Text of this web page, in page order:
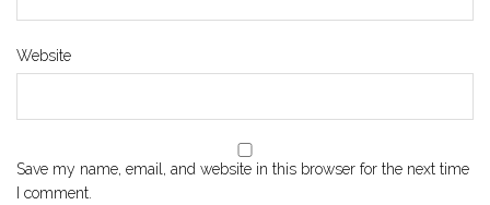
Website
Save my name, email, and website in this browser for the next time
I comment.